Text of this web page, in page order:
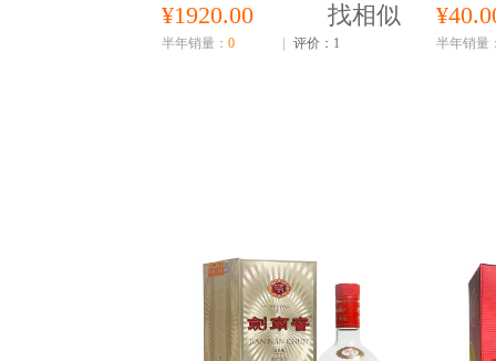
¥1920.00 找相似
半年销量： 0 评价：1 半年销量